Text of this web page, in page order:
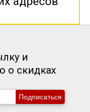
и
о скидках
Подписаться